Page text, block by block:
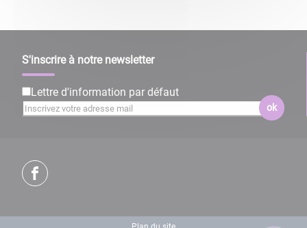
S'inscrire à notre newsletter
Lettre d'information par défaut
ok